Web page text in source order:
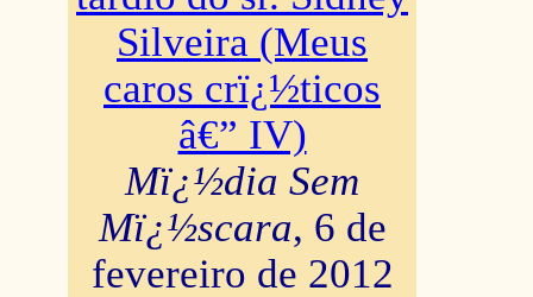
Silveira (Meus
caros crï¿½ticos
â€” IV)
Mï¿½dia Sem
Mï¿½scara, 6 de
fevereiro de 2012